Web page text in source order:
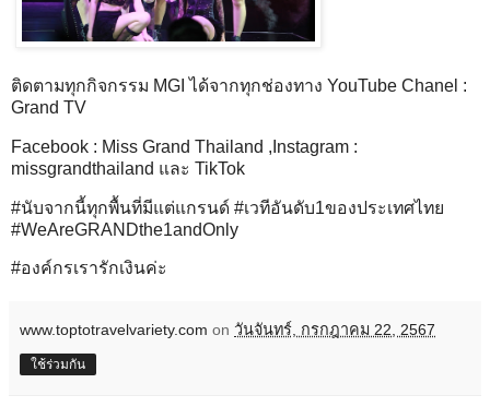
ติดตามทุกกิจกรรม MGI ได้จากทุกช่องทาง YouTube Chanel :
Grand TV
Facebook : Miss Grand Thailand ,Instagram :
missgrandthailand และ TikTok
#นับจากนี้ทุกพื้นที่มีแต่แกรนด์ #เวทีอันดับ1ของประเทศไทย
#WeAreGRANDthe1andOnly
#องค์กรเรารักเงินค่ะ
www.toptotravelvariety.com on วันจันทร์, กรกฎาคม 22, 2567
ใช้ร่วมกัน